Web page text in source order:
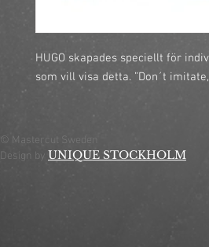
HUGO skapades speciellt för
som vill visa detta. ”Don´t
© Mastercut Sweden
Design by UNIQUE STOCKHOLM